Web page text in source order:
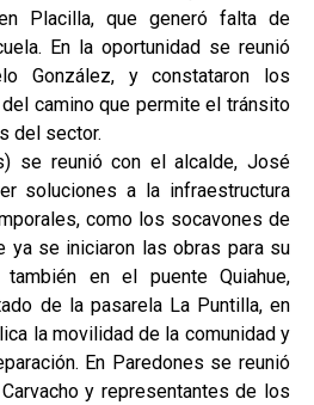
Placilla, que generó falta de
En la oportunidad se reunió
González, y constataron los
del camino que permite el tránsito
del sector.
se reunió con el alcalde, José
soluciones a la infraestructura
como los socavones de
ya se iniciaron las obras para su
en el puente Quiahue,
de la pasarela La Puntilla, en
la movilidad de la comunidad y
En Paredones se reunió
y representantes de los